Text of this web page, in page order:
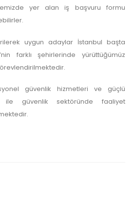
yer alan iş başvuru formu
uygun adaylar İstanbul başta
farklı şehirlerinde yürüttüğümüz
güvenlik hizmetleri ve güçlü
ile güvenlik sektöründe faaliyet